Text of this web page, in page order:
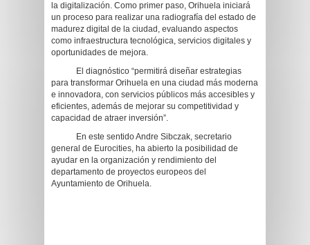
la digitalización. Como primer paso, Orihuela iniciará
un proceso para realizar una radiografía del estado de
madurez digital de la ciudad, evaluando aspectos
como infraestructura tecnológica, servicios digitales y
oportunidades de mejora.
El diagnóstico “permitirá diseñar estrategias
para transformar Orihuela en una ciudad más moderna
e innovadora, con servicios públicos más accesibles y
eficientes, además de mejorar su competitividad y
capacidad de atraer inversión”.
En este sentido Andre Sibczak, secretario
general de Eurocities, ha abierto la posibilidad de
ayudar en la organización y rendimiento del
departamento de proyectos europeos del
Ayuntamiento de Orihuela.